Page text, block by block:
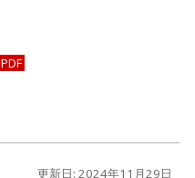
PDF
更新日: 2024年11月29日